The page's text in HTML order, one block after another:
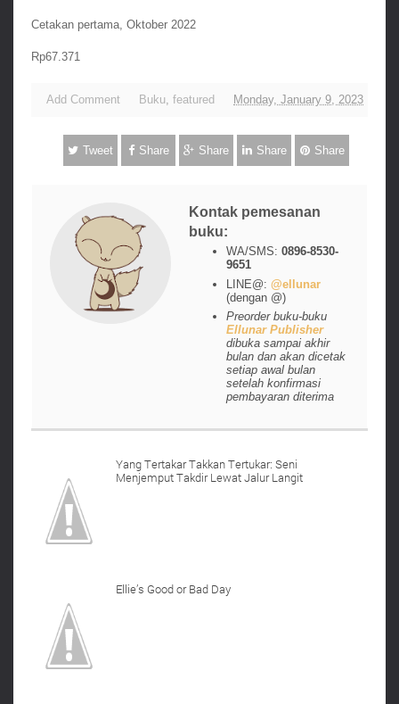
Cetakan pertama, Oktober 2022
Rp67.371
Add Comment Buku featured Monday, January 9, 2023
Tweet Share Share Share Share
Kontak pemesanan
buku:
WA/SMS:0896-8530-
9651
LINE@:@ellunar
(dengan @)
Preorder buku-buku
Ellunar Publisher
dibuka sampai akhir
bulan dan akan dicetak
setiap awal bulan
setelah konfirmasi
pembayaran diterima
Yang Tertakar Takkan Tertukar: Seni
Menjemput Takdir Lewat Jalur Langit
Ellie’s Good or Bad Day